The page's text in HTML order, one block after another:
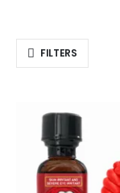
FILTERS